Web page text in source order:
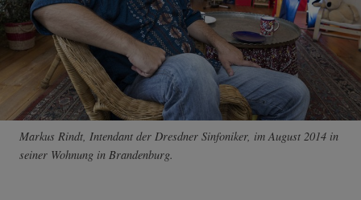
Markus Rindt, Intendant der Dresdner Sinfoniker, im August 2014 in
seiner Wohnung in Brandenburg.